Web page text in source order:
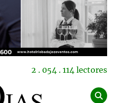
2 . 054 . 114 lectores